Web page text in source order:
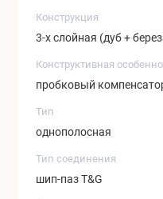
Конструкция
3-х слойная (дуб +
Конструктивная
пробковый
Тип
однополосная
Тип соединения
шип-паз T&G